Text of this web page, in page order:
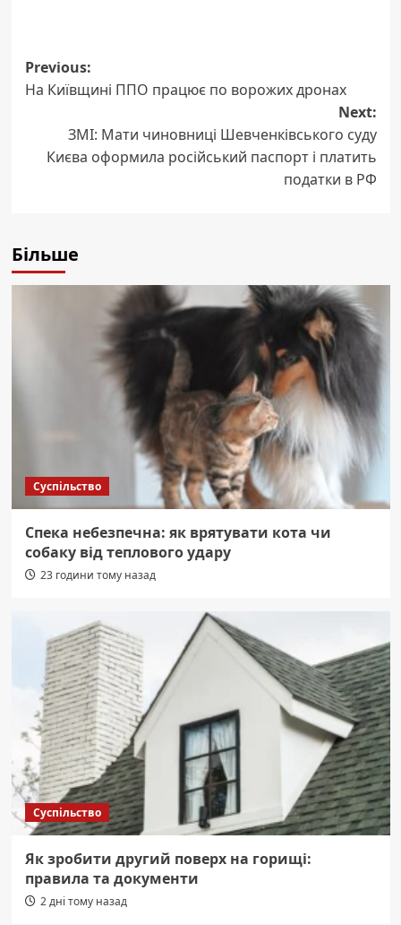
Post
navigation
Previous:
На Київщині ППО працює по ворожих дронах
Next:
ЗМІ: Мати чиновниці Шевченківського суду
Києва оформила російський паспорт і платить
податки в РФ
Більше
Суспільство
Спека небезпечна: як врятувати кота чи
собаку від теплового удару
23 години тому назад
Суспільство
Як зробити другий поверх на горищі:
правила та документи
2 дні тому назад